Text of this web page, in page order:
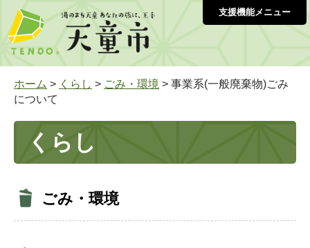
支援機能メニュー
ホーム > くらし > ごみ・環境 > 事業系(一般廃棄物)ごみ
について
くらし
ごみ・環境